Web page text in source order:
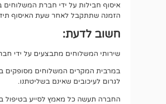
איסוף חבילות על ידי חברת המשלוחים בשעה 11:00
הזמנה שתתקבל לאחר שעת האיסוף
חשוב לדעת:
שירותי המשלוחים מתבצעים על ידי
במרבית המקרים המשלוחים מסופקים
לגרום לעיכובים שאינם בשליטתנו.
החברה תעשה כל מאמץ לסייע בטיפול